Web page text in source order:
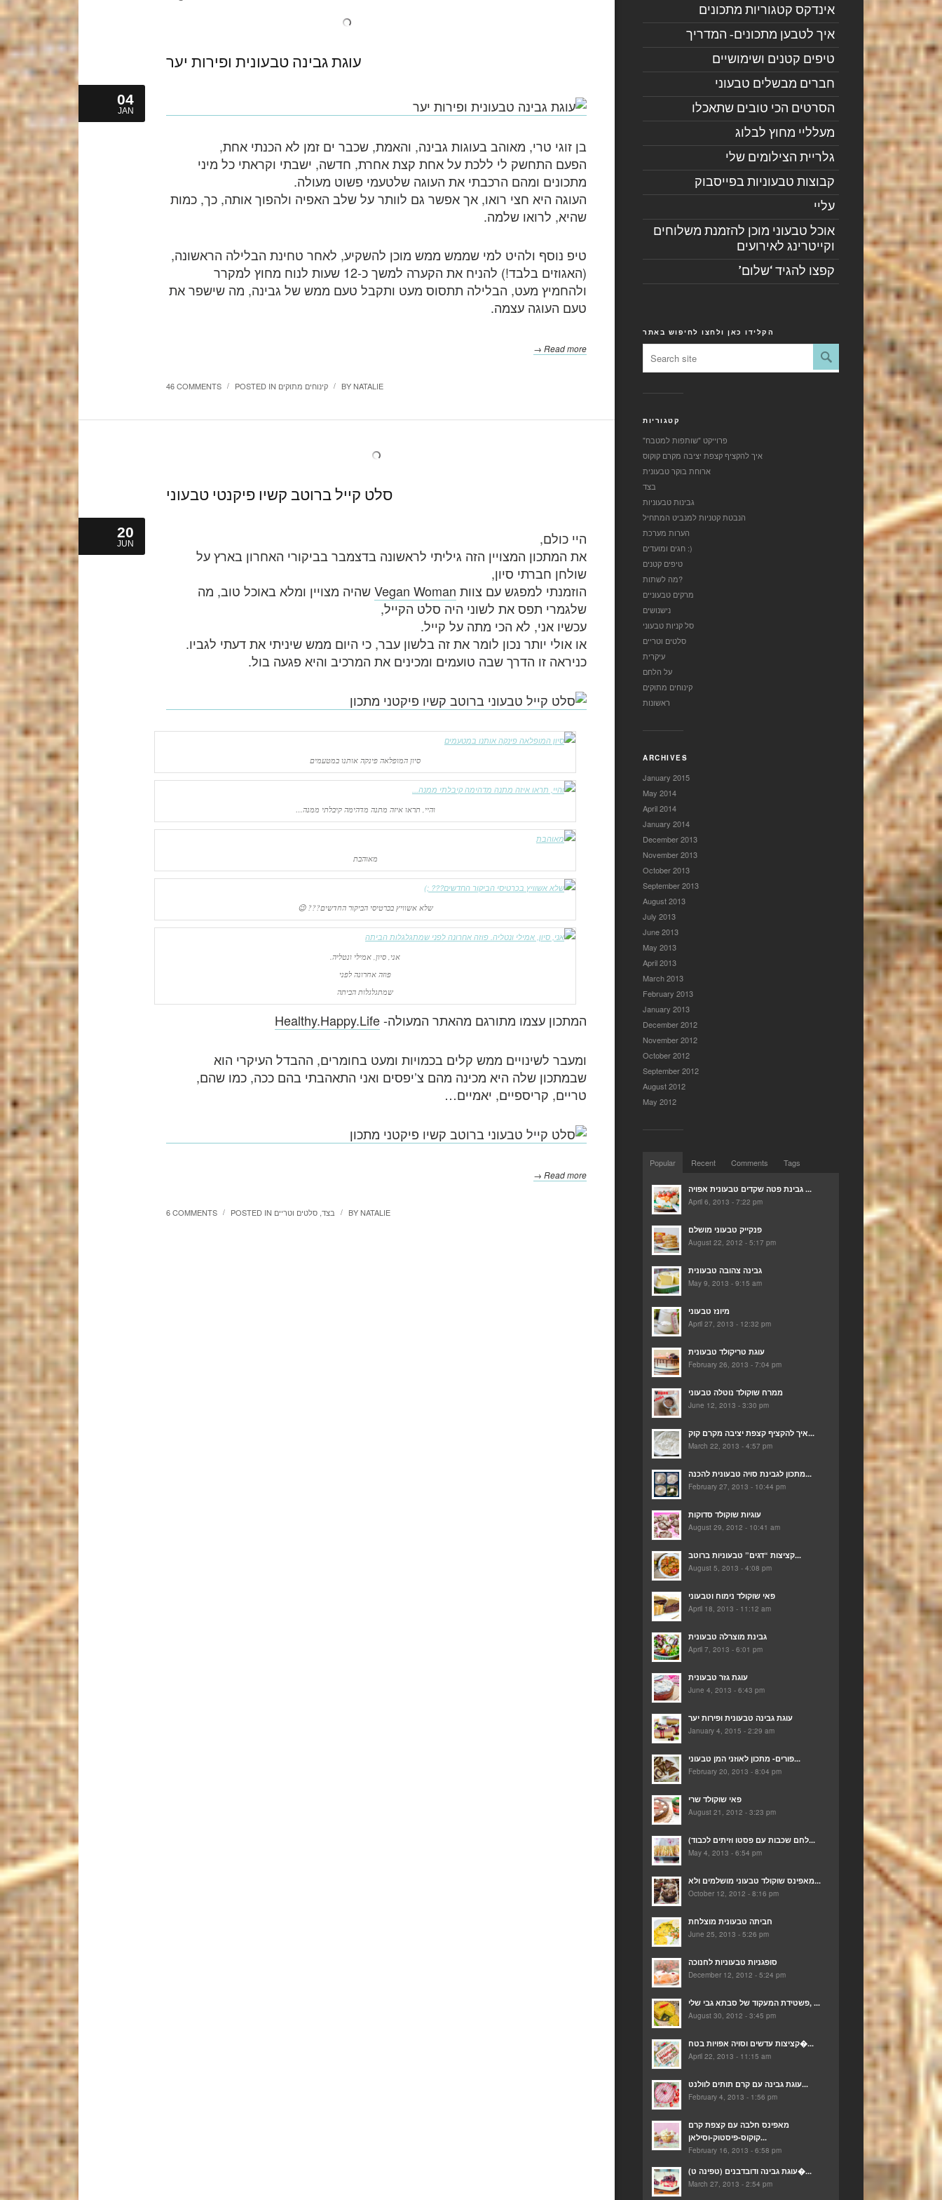
עוגת גבינה טבעונית ופירות יער
04
JAN
בן זוגי טרי, מאוהב בעוגות גבינה, והאמת, שכבר ים זמן לא הכנתי אחת,
הפעם התחשק לי ללכת על אחת קצת אחרת, חדשה, ישבתי וקראתי כל מיני
מתכונים ומהם הרכבתי את העוגה שלטעמי פשוט מעולה.
העוגה היא חצי רואו, אך אפשר גם לוותר על שלב האפיה ולהפוך אותה, כך, כמות
שהיא, לרואו שלמה.
טיפ נוסף ולהיט למי שממש ממש מוכן להשקיע, לאחר טחינת הבלילה הראשונה,
(האגוזים בלבד!) להניח את הקערה למשך כ-12 שעות לנוח מחוץ למקרר
ולהחמיץ מעט, הבלילה תתסוס מעט ותקבל טעם ממש של גבינה, מה שישפר את
טעם העוגה עצמה.
Read more →
46 COMMENTS / POSTED IN קינוחים מתוקים / BYNATALIE
סלט קייל ברוטב קשיו פיקנטי טבעוני
20
JUN
היי כולם,
את המתכון המצויין הזה גיליתי לראשונה בדצמבר בביקורי האחרון בארץ על
שולחן חברתי סיון,
הוזמנתי למפגש עם צוות Vegan Womanשהיה מצויין ומלא באוכל טוב, מה
שלגמרי תפס את לשוני היה סלט הקייל,
עכשיו אני, לא הכי מתה על קייל.
או אולי יותר נכון לומר את זה בלשון עבר, כי היום ממש שיניתי את דעתי לגביו.
כניראה זו הדרך שבה טועמים ומכינים את המרכיב והיא פגעה בול.
סיון המופלאה פינקה אותנו במטעמים
והיי, תראו איזה מתנה מדהימה קיבלתי ממנה…
מאוהבת
שלא אשוויץ בכרטיסי הביקור החדשים??? 😉
אני, סיון, אמילי ונטליה.
פוזה אחרונה לפני
שמתגלגלות הביתה
המתכון עצמו מתורגם מהאתר המעולה-Healthy.Happy.Life
ומעבר לשינויים ממש קלים בכמויות ומעט בחומרים, ההבדל העיקרי הוא
שבמתכון שלה היא מכינה מהם צ’יפסים ואני התאהבתי בהם ככה, כמו שהם,
טריים, קריספיים, יאמיים…
Read more →
6 COMMENTS / POSTED IN בצד סלטים וטריים / BYNATALIE
אינדקס קטגוריות מתכונים
איך לטבען מתכונים- המדריך
טיפים קטנים ושימושיים
חברים מבשלים טבעוני
הסרטים הכי טובים שתאכלו
מעלליי מחוץ לבלוג
גלריית הצילומים שלי
קבוצות טבעוניות בפייסבוק
עליי
אוכל טבעוני מוכן להזמנת משלוחים
וקייטרינג לאירועים
קפצו להגיד ‘שלום’
הקלידו כאן ולחצו לחיפוש באתר
קטגוריות
"פרוייקט "שותפות למטבח
איך להקציף קצפת יציבה מקרם קוקוס
ארוחת בוקר טבעונית
בצד
גבינות טבעוניות
הנבטת קטניות למנביט המתחיל
הערות מערכת
חגים ומועדים :)
טיפים קטנים
מה לשתות?
מרקים טבעוניים
נישנושים
סל קניות טבעוני
סלטים וטריים
עיקרית
על הלחם
קינוחים מתוקים
ראשונות
ARCHIVES
January 2015
May 2014
April 2014
January 2014
December 2013
November 2013
October 2013
September 2013
August 2013
July 2013
June 2013
May 2013
April 2013
March 2013
February 2013
January 2013
December 2012
November 2012
October 2012
September 2012
August 2012
May 2012
Popular Recent Comments Tags
גבינת פטה שקדים טבעונית אפויה ...
April 6, 2013 - 7:22 pm
פנקייק טבעוני מושלם
August 22, 2012 - 5:17 pm
גבינה צהובה טבעונית
May 9, 2013 - 9:15 am
מיונז טבעוני
April 27, 2013 - 12:32 pm
עוגת טריקולד טבעונית
February 26, 2013 - 7:04 pm
ממרח שוקולד נוטלה טבעוני
June 12, 2013 - 3:30 pm
איך להקציף קצפת יציבה מקרם קוק...
March 22, 2013 - 4:57 pm
מתכון לגבינת סויה טבעונית להכנה...
February 27, 2013 - 10:44 pm
עוגיות שוקולד סדוקות
August 29, 2012 - 10:41 am
קציצות “דגים” טבעוניות ברוטב...
August 5, 2013 - 4:08 pm
פאי שוקולד נימוח וטבעוני
April 18, 2013 - 11:12 am
גבינת מוצרלה טבעונית
April 7, 2013 - 6:01 pm
עוגת גזר טבעונית
June 4, 2013 - 6:43 pm
עוגת גבינה טבעונית ופירות יער
January 4, 2015 - 2:29 am
פורים- מתכון לאוזני המן טבעוני...
February 20, 2013 - 8:04 pm
פאי שוקולד שרי
August 21, 2012 - 3:23 pm
(לחם שכבות עם פסטו וזיתים לכבוד...
May 4, 2013 - 6:54 pm
מאפינס שוקולד טבעוני מושלמים ולא...
October 12, 2012 - 8:16 pm
חביתה טבעונית מוצלחת
June 25, 2013 - 5:26 pm
סופגניות טבעוניות לחנוכה
December 12, 2012 - 5:24 pm
פשטידת המעקוד של סבתא גבי שלי, ...
August 30, 2012 - 3:45 pm
קציצות עדשים וסויה אפויות בטח�...
April 22, 2013 - 11:15 am
עוגת גבינה עם קרם תותים לוולנט...
February 4, 2013 - 1:56 pm
מאפינס חלבה עם קצפת קרם
קוקוס-פיסטוק-וסילאן...
February 16, 2013 - 6:58 pm
(עוגת גבינה ודובדבנים (טפינה ט�...
March 27, 2013 - 2:54 pm